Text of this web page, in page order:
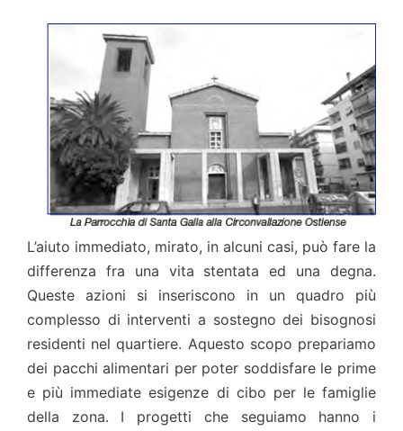
L’aiuto immediato, mirato, in alcuni casi, può fare la
differenza fra una vita stentata ed una degna.
Queste azioni si inseriscono in un quadro più
complesso di interventi a sostegno dei bisognosi
residenti nel quartiere. Aquesto scopo prepariamo
dei pacchi alimentari per poter soddisfare le prime
e più immediate esigenze di cibo per le famiglie
della zona. I progetti che seguiamo hanno i